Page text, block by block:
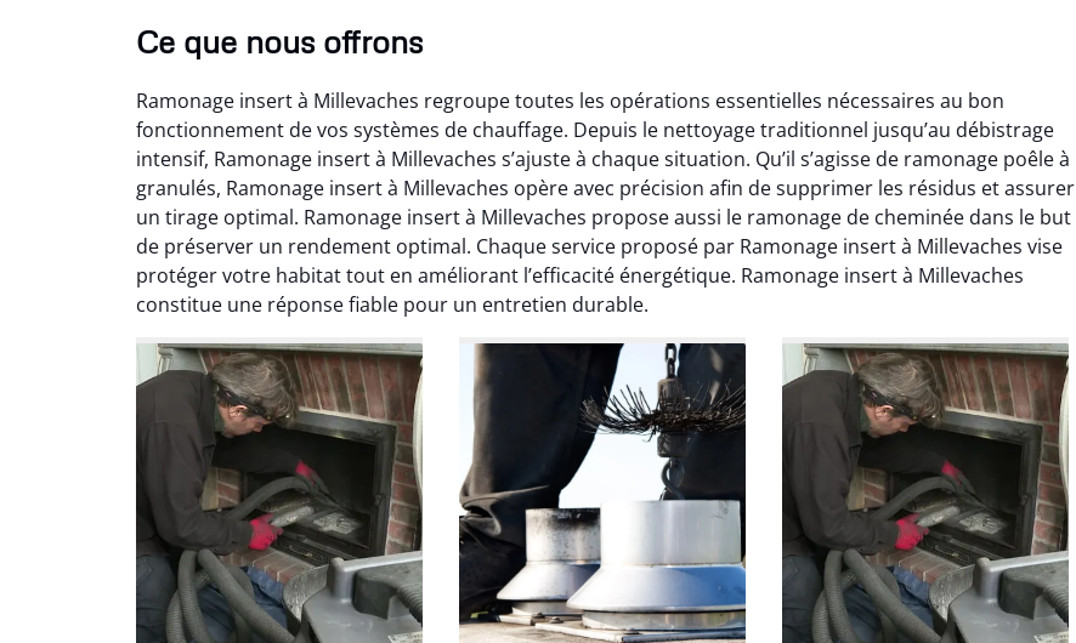
Ce que nous offrons
Ramonage insert à Millevaches regroupe toutes les opérations essentielles nécessaires au bon
fonctionnement de vos systèmes de chauffage. Depuis le nettoyage traditionnel jusqu’au débistrage
intensif, Ramonage insert à Millevaches s’ajuste à chaque situation. Qu’il s’agisse de ramonage poêle à
granulés, Ramonage insert à Millevaches opère avec précision afin de supprimer les résidus et assurer
un tirage optimal. Ramonage insert à Millevaches propose aussi le ramonage de cheminée dans le but
de préserver un rendement optimal. Chaque service proposé par Ramonage insert à Millevaches vise
protéger votre habitat tout en améliorant l’efficacité énergétique. Ramonage insert à Millevaches
constitue une réponse fiable pour un entretien durable.
Nicolas Perrin
22 janvier 2026
Intervention rapide et très
propre pour le ramonage
débistrage. On sent tout de
suite la différence au niveau
du tirage. Très satisfait.
Yannick Morel
12 juillet 2025
pour le ramonage débistrage
de ma cheminée. Le tirage
est nettement meilleur et
plus aucune odeur. Travail
propre et rapide.